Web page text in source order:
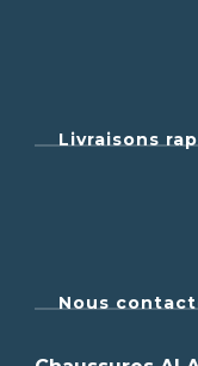
Livraisons
Nous